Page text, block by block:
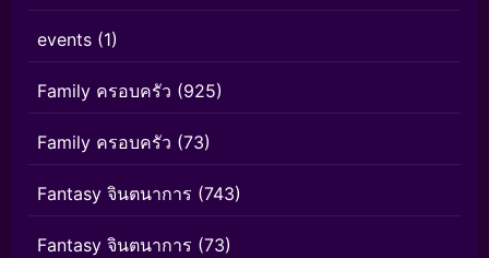
events (1)
Family ครอบครัว (925)
Family ครอบครัว (73)
Fantasy จินตนาการ (743)
Fantasy จินตนาการ (73)